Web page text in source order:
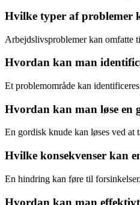
Hvilke typer af problemer
Arbejdslivsproblemer kan omfatte
Hvordan kan man
Et problemområde kan
Hvordan kan man løse en
En gordisk knude kan løses ved
Hvilke konsekvenser kan
En hindring kan føre til
Hvordan kan man effektivt